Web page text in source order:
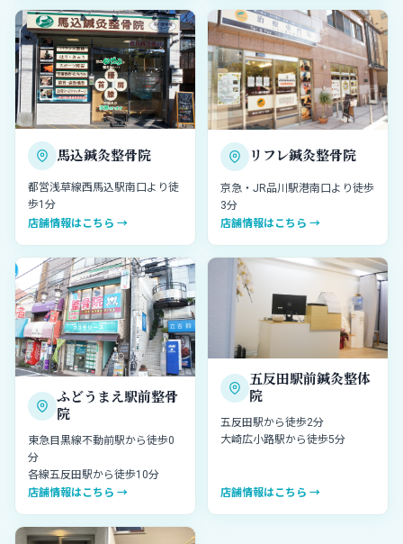
馬込鍼灸整骨院
都営浅草線西馬込駅南口より徒
歩1分
店舗情報はこちら →
リフレ鍼灸整骨院
京急・JR品川駅港南口より徒歩
3分
店舗情報はこちら →
ふどうまえ駅前整骨
院
東急目黒線不動前駅から徒歩0
分
各線五反田駅から徒歩10分
店舗情報はこちら →
五反田駅前鍼灸整体
院
五反田駅から徒歩2分
大崎広小路駅から徒歩5分
店舗情報はこちら →